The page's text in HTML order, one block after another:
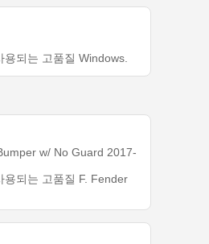
되는 고품질 Windows.
w/ No Guard 2017-
용되는 고품질 F. Fender